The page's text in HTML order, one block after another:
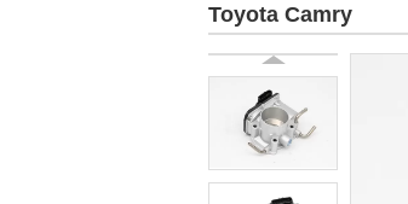
Toyota Camry